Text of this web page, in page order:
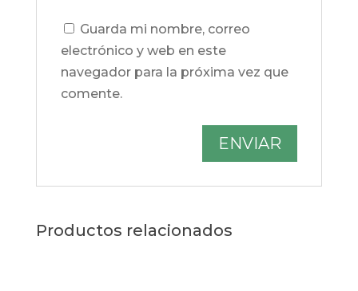
Guarda mi nombre, correo
electrónico y web en este
navegador para la próxima vez que
comente.
Productos relacionados